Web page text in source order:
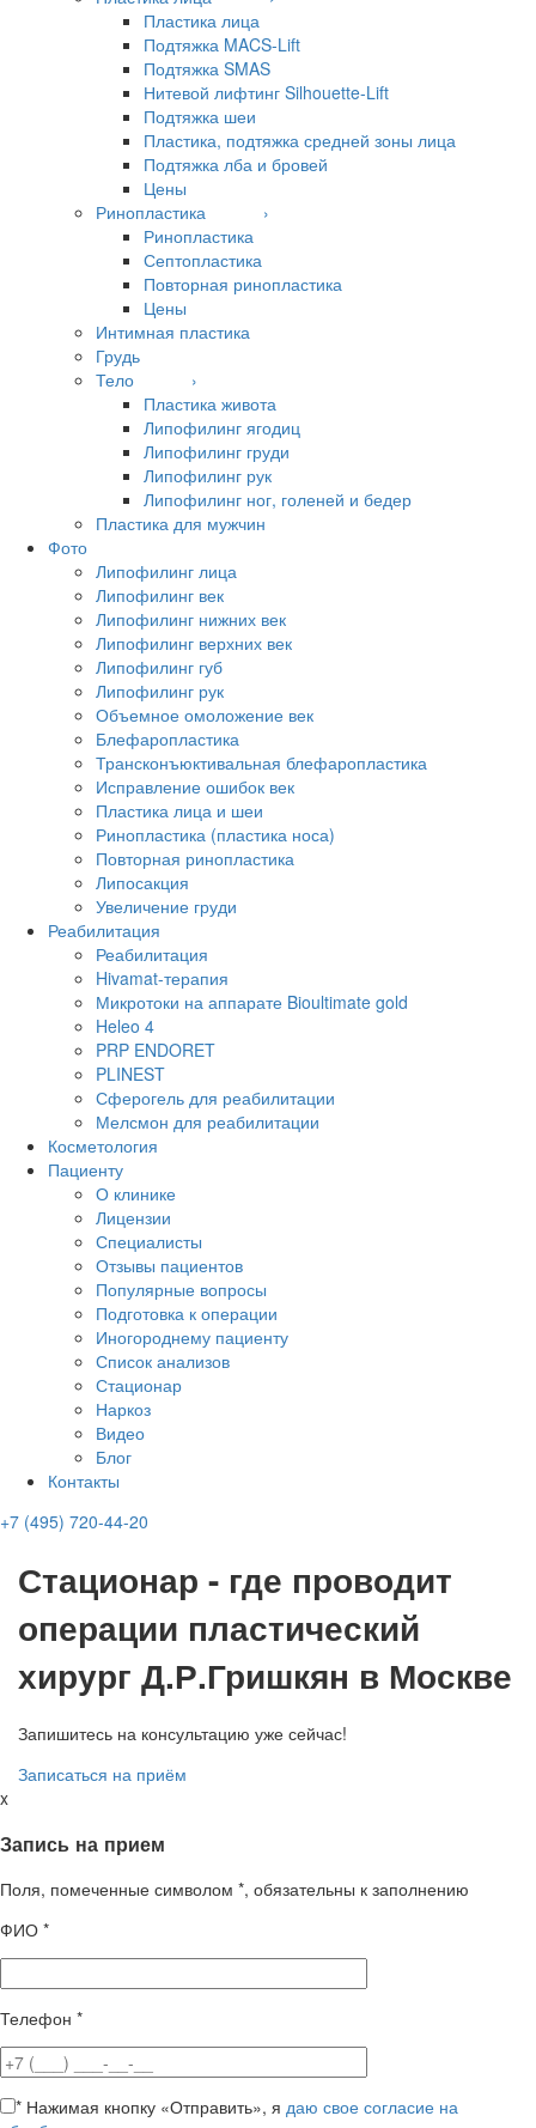
Пластика лица
Подтяжка MACS-Lift
Подтяжка SMAS
Нитевой лифтинг Silhouette-Lift
Подтяжка шеи
Пластика, подтяжка средней зоны лица
Подтяжка лба и бровей
Цены
Ринопластика ›
Ринопластика
Септопластика
Повторная ринопластика
Цены
Интимная пластика
Грудь
Тело ›
Пластика живота
Липофилинг ягодиц
Липофилинг груди
Липофилинг рук
Липофилинг ног, голеней и бедер
Пластика для мужчин
Фото
Липофилинг лица
Липофилинг век
Липофилинг нижних век
Липофилинг верхних век
Липофилинг губ
Липофилинг рук
Объемное омоложение век
Блефаропластика
Трансконъюктивальная блефаропластика
Исправление ошибок век
Пластика лица и шеи
Ринопластика (пластика носа)
Повторная ринопластика
Липосакция
Увеличение груди
Реабилитация
Реабилитация
Hivamat-терапия
Микротоки на аппарате Bioultimate gold
Heleo 4
PRP ENDORET
PLINEST
Сферогель для реабилитации
Мелсмон для реабилитации
Косметология
Пациенту
О клинике
Лицензии
Специалисты
Отзывы пациентов
Популярные вопросы
Подготовка к операции
Иногороднему пациенту
Список анализов
Стационар
Наркоз
Видео
Блог
Контакты
+7 (495) 720-44-20
Стационар - где проводит
операции пластический
хирург Д.Р.Гришкян в Москве
Запишитесь на консультацию уже сейчас!
Записаться на приём
x
Запись на прием
Поля, помеченные символом *, обязательны к заполнению
ФИО *
Телефон *
* Нажимая кнопку «Отправить», я даю свое согласие на